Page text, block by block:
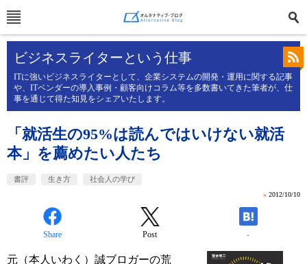
ビジネスライターという仕事
ITに強いビジネスライターとして、企業システムの開発・運用に関する記事
や、ITベンダーの導入事例・顧客向けコラム等を多数書いてきた筆者が、仕
事を通じて得た知見をシェアいたします。
「就活生の95%は読んではいけない就活
本」を薦めたい人たち
書評 生き方 社会人の学び
» 2012/10/10
Share Post -
元（本人いわく）誠ブロガーの荒